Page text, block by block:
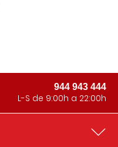
944 943 444
L-S de 9:00h a 22:00h